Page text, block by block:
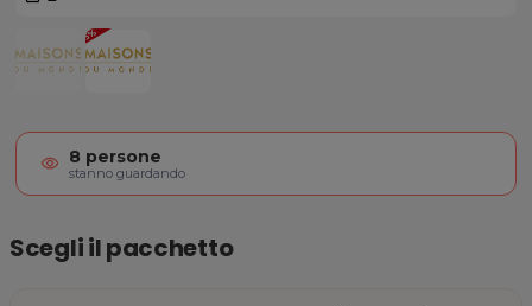
digitale Maisons du Monde Gift
visibility 8 persone
stanno guardando
Scegli il pacchetto